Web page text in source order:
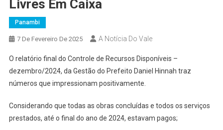
Livres Em Caixa
Panambi
7 De Fevereiro De 2025 A Notícia Do Vale
O relatório final do Controle de Recursos Disponíveis –
dezembro/2024, da Gestão do Prefeito Daniel Hinnah traz
números que impressionam positivamente.
Considerando que todas as obras concluídas e todos os serviços
prestados, até o final do ano de 2024, estavam pagos;